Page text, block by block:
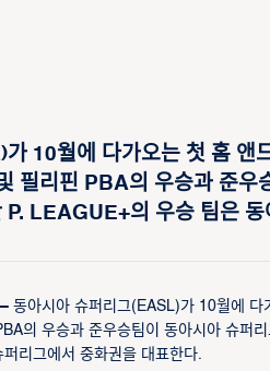
10월에 다가오는 첫 홈 앤
필리핀 PBA의 우승과 준우
P. LEAGUE+의 우승 팀은
동아시아 슈퍼리그(EASL)가 10월에 다
의 우승과 준우승팀이 동아시아 슈퍼
리그에서 중화권을 대표한다.